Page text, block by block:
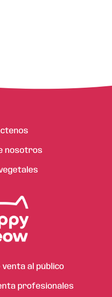
nosotros
venta al público
profesionales